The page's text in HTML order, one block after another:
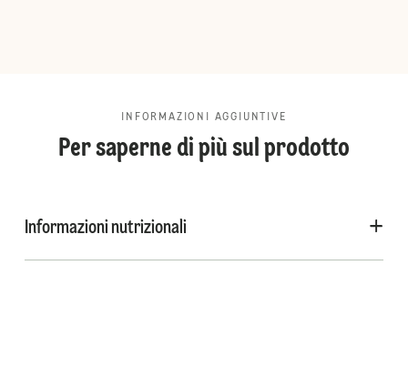
INFORMAZIONI AGGIUNTIVE
Per saperne di più sul prodotto
Informazioni nutrizionali